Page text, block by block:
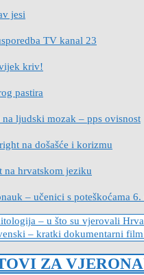
jesi
TV kanal 23
kriv!
pastira
na ljudski mozak – pps ovisnost
na došašće i korizmu
na hrvatskom jeziku
– učenici s poteškoćama 6.
– u što su vjerovali
– kratki dokumentarni
ZA